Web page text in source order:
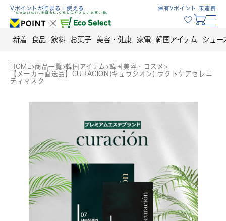
Skip
content
Vポイントが貯まる・使える 保有Vポイント 未連携
新着 食品 飲料 お菓子 美容・健康 家電 韓国アイテム シュー
HOME>商品一覧>韓国アイテム>韓国美容・コスメ >
【メーカー直送品】CURACION(キュラシオン) ラクトケアセレニ
ティマスク